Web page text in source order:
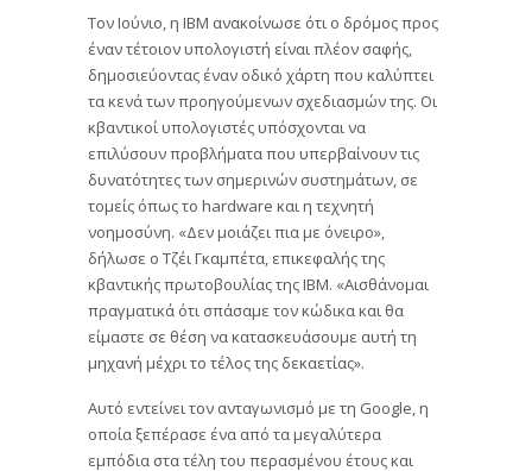
Τον Ιούνιο, η IBM ανακοίνωσε ότι ο δρόμος προς
έναν τέτοιον υπολογιστή είναι πλέον σαφής,
δημοσιεύοντας έναν οδικό χάρτη που καλύπτει
τα κενά των προηγούμενων σχεδιασμών της. Οι
κβαντικοί υπολογιστές υπόσχονται να
επιλύσουν προβλήματα που υπερβαίνουν τις
δυνατότητες των σημερινών συστημάτων, σε
τομείς όπως το hardware και η τεχνητή
νοημοσύνη. «Δεν μοιάζει πια με όνειρο»,
δήλωσε ο Τζέι Γκαμπέτα, επικεφαλής της
κβαντικής πρωτοβουλίας της IBM. «Αισθάνομαι
πραγματικά ότι σπάσαμε τον κώδικα και θα
είμαστε σε θέση να κατασκευάσουμε αυτή τη
μηχανή μέχρι το τέλος της δεκαετίας».
Αυτό εντείνει τον ανταγωνισμό με τη Google, η
οποία ξεπέρασε ένα από τα μεγαλύτερα
εμπόδια στα τέλη του περασμένου έτους και